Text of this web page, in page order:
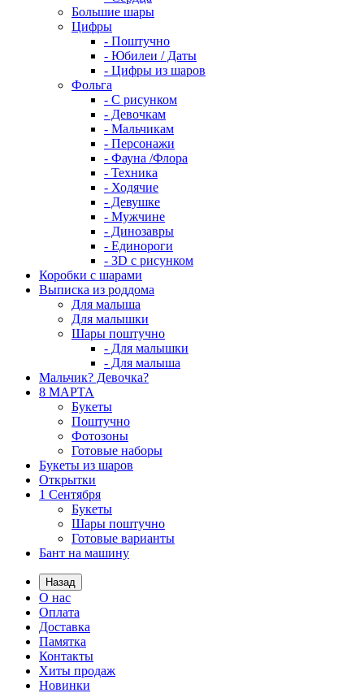
Большие шары
Цифры
- Поштучно
- Юбилеи / Даты
- Цифры из шаров
Фольга
- C рисунком
- Девочкам
- Мальчикам
- Персонажи
- Фауна /Флора
- Техника
- Ходячие
- Девушке
- Мужчине
- Динозавры
- Единороги
- 3D с рисунком
Коробки с шарами
Выписка из роддома
Для малыша
Для малышки
Шары поштучно
- Для малышки
- Для малыша
Мальчик? Девочка?
8 МАРТА
Букеты
Поштучно
Фотозоны
Готовые наборы
Букеты из шаров
Открытки
1 Сентября
Букеты
Шары поштучно
Готовые варианты
Бант на машину
Назад
О нас
Оплата
Доставка
Памятка
Контакты
Хиты продаж
Новинки